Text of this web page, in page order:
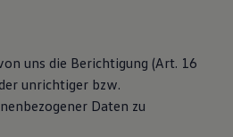
uns die Berichtigung (Art. 16
unrichtiger bzw.
Daten zu